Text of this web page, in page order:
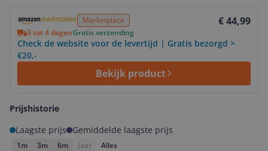
Marketplace € 44,99
3 tot 4 dagenGratis verzending
Check de website voor de levertijd | Gratis bezorgd >
€20,-
Bekijk product
Prijshistorie
Laagste prijs
Gemiddelde laagste prijs
1m 3m 6m Jaar Alles